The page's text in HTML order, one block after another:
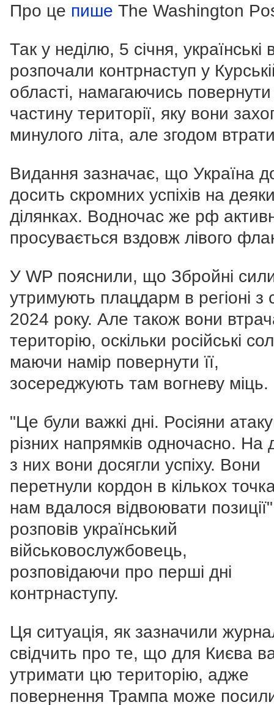
Про це пише The Washington
Так у неділю, 5 січня, українські
розпочали контрнаступ у
області, намагаючись повернути
частину території, яку вони
минулого літа, але згодом
Видання зазначає, що Україна
досить скромних успіхів на
ділянках. Водночас же рф
просувається вздовж лівого
У WP пояснили, що Збройні
утримують плацдарм в регіоні з
2024 року. Але також вони
територію, оскільки російські
маючи намір повернути її,
зосереджують там вогневу міць.
"Це були важкі дні. Росіяни
різних напрямків одночасно. На
з них вони досягли успіху. Вони
перетнули кордон в кількох
нам вдалося відвоювати
розповів український
військовослужбовець,
розповідаючи про перші дні
контрнаступу.
Ця ситуація, як зазначили
свідчить про те, що для Києва
утримати цю територію, адже
повернення Трампа може